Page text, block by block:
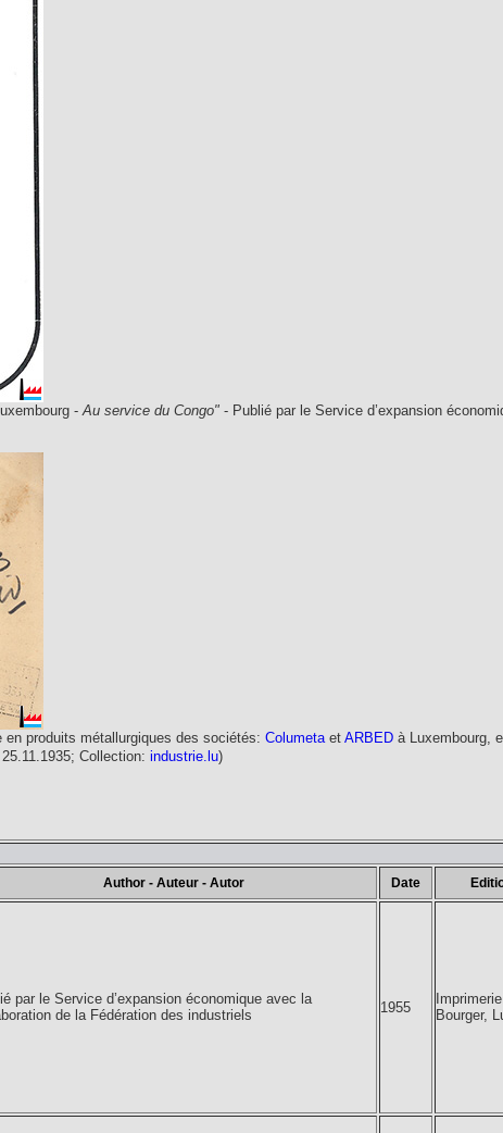
-Au service du Congo" - Publié par le Service d’expansion
produits métallurgiques des sociétés: Columetaet ARBED à Luxembourg,
Collection: industrie.lu)
Author - Auteur - Autor Date
par le Service d’expansion économique avec la
de la Fédération des industriels
1955
Bourger,